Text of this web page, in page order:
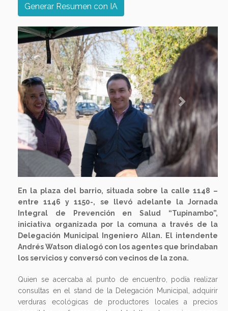
Generar Resumen con IA
Previous Next
En la plaza del barrio, situada sobre la calle 1148 –
entre 1146 y 1150-, se llevó adelante la Jornada
Integral de Prevención en Salud “Tupinambo”,
iniciativa organizada por la comuna a través de la
Delegación Municipal Ingeniero Allan. El intendente
Andrés Watson dialogó con los agentes que brindaban
los servicios y conversó con vecinos de la zona.
Quien se acercaba al punto de encuentro, podía realizar
consultas en el stand de la Delegación Municipal, adquirir
verduras ecológicas de productores locales a precios